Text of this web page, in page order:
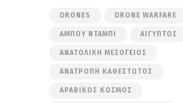
DRONES DRONE WARFARE
ΆΜΠΟΥ ΝΤΆΜΠΙ ΑΊΓΥΠΤΟΣ
ΑΝΑΤΟΛΙΚΉ ΜΕΣΌΓΕΙΟΣ
ΑΝΑΤΡΟΠΉ ΚΑΘΕΣΤΏΤΟΣ
ΑΡΑΒΙΚΌΣ ΚΌΣΜΟΣ